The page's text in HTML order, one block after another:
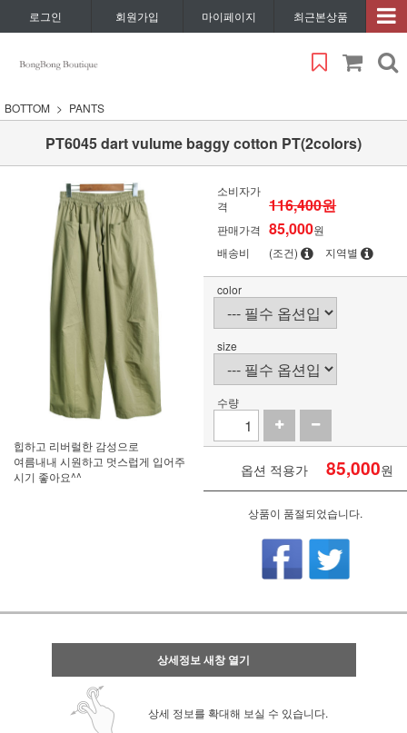
로그인 회원가입 마이페이지 최근본상품
BOTTOM PANTS
PT6045 dart vulume baggy cotton PT(2colors)
힙하고 리버럴한 감성으로
여름내내 시원하고 멋스럽게 입어주
시기 좋아요^^
소비자가
격
116,400원
판매가격 85,000원
배송비
(조건) 지역별
color
size
수량
옵션 적용가 85,000원
상품이 품절되었습니다.
상세정보 새창 열기
상세 정보를 확대해 보실 수 있습니다.